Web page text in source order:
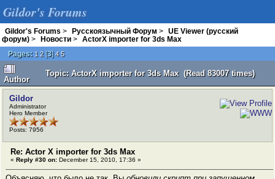
Gildor's Forums
Gildor's Forums > Русскоязычный Форум >
UE Viewer (русский
форум) > Новости >
ActorX importer for 3ds Max
Pages: 1 2[3]4 5
Author
Topic: ActorX importer for 3ds Max (Read 83007 times)
Gildor
Administrator
Hero Member
Posts: 7956
Re: Actor X importer for 3ds Max
« Reply #30 on: December 15, 2010, 17:36 »